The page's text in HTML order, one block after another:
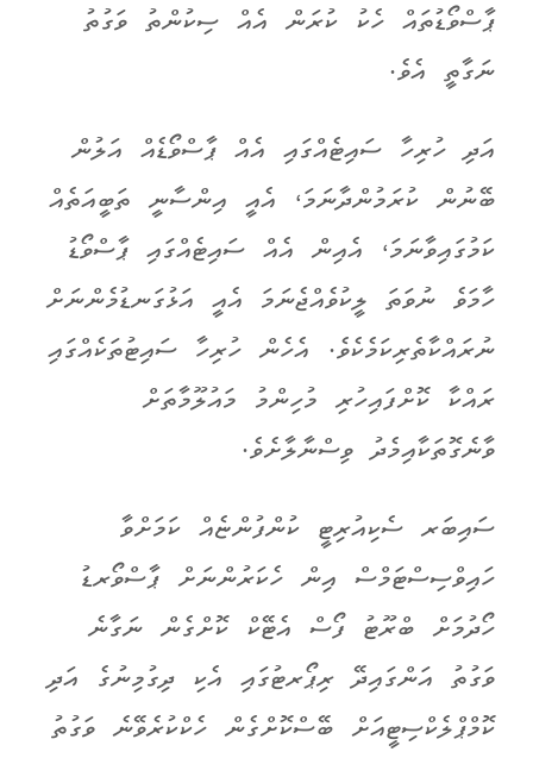
ޕާސްވޯޑުތައް ހެކު ކުރަން އެއް ސިކުންތު ވަގުތު
ނަގާތީ އެވެ.
އަދި ހުރިހާ ސައިޓެއްގައި އެއް ޕާސްވޯޑެއް އަލުން
ބޭނުން ކުރަމުންދާނަމަ، އެއީ އިންސާނީ ތަބީއަތެއް
ކަމުގައިވާނަމަ، އެއިން އެއް ސައިޓެއްގައި ޕާސްވޯޑު
ހާމަވެ ނުވަތަ ލީކުވެއްޖެނަމަ އެއީ އަޅުގަނޑުމެންނަށް
ނުރައްކާތެރިކަމެކެވެ. އެހެން ހުރިހާ ސައިޓުތަކެއްގައި
ރައްކާ ކޮށްފައިހުރި މުހިންމު މައުލޫމާތަށް
ވާނެގޮތަކާއިމެދު ވިސްނާލާށެވެ.
ސައިބަރ ސެކިއުރިޓީ ކުންފުންޏެއް ކަމަށްވާ
ހައިވްސިސްޓަމްސް އިން ހެކަރުންނަށް ޕާސްވޯރޑު
ހޯދުމަށް ބްރޫޓު ފޯސް އެޓޭކް ކޮށްގެން ނަގާނެ
ވަގުތު އަންގައިދޭ ރިޕޯރޓުގައި އެކި ދިގުމިނުގެ އަދި
ކޮމްޕްލެކްސިޓީއަށް ބޭސްކޮށްގެން ހެކްކުރެވޭނެ ވަގުތު